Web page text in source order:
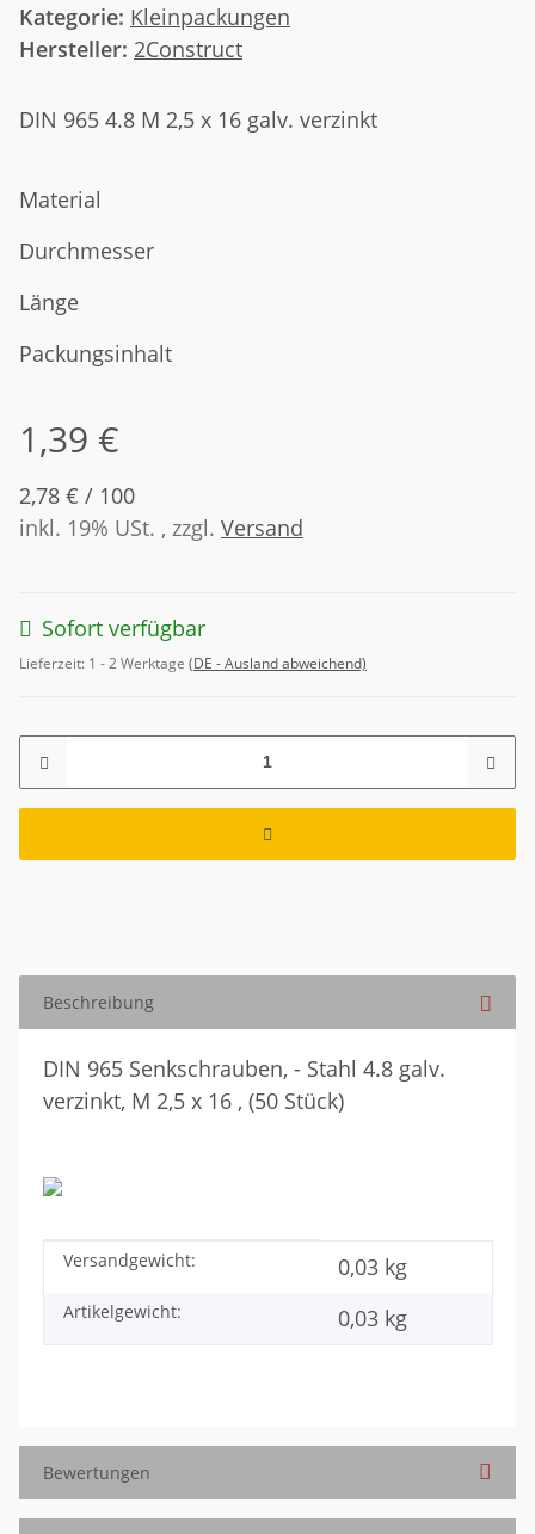
Kategorie: Kleinpackungen
Hersteller: 2Construct
DIN 965 4.8 M 2,5 x 16 galv. verzinkt
Material
Durchmesser
Länge
Packungsinhalt
1,39 €
2,78 € / 100
inkl. 19% USt. , zzgl. Versand
Sofort verfügbar
Lieferzeit: 1 - 2 Werktage (DE - Ausland abweichend)
Beschreibung
DIN 965 Senkschrauben, - Stahl 4.8 galv.
verzinkt, M 2,5 x 16 , (50 Stück)
Produkteigenschaft
Wert
Versandgewicht: 0,03 kg
Artikelgewicht: 0,03 kg
Bewertungen